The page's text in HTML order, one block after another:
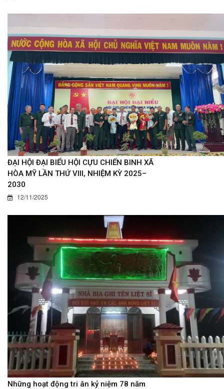
ĐẠI HỘI ĐẠI BIỂU HỘI CỰU CHIẾN BINH XÃ
HÒA MỸ LẦN THỨ VIII, NHIỆM KỲ 2025–
2030
12/11/2025
Những hoạt động tri ân kỷ niệm 78 năm